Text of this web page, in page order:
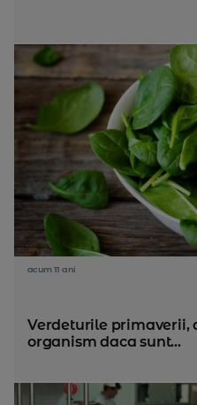
acum 11 ani
Verdeturile primaverii,
organism daca sunt...